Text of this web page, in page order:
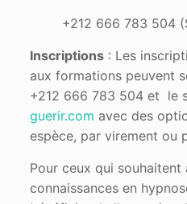
+212 666 783 504
Inscriptions: Les
aux formations peuvent
+212 666 783 504 et le
guerir.com avec des
espèce, par virement ou
Pour ceux qui
connaissances en